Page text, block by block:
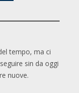
tempo, ma ci
sin da oggi
nuove.